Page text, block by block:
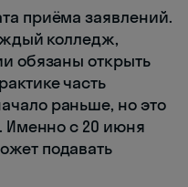
приёма заявлений.
колледж,
обязаны открыть
часть
раньше, но это
Именно с 20 июня
подавать